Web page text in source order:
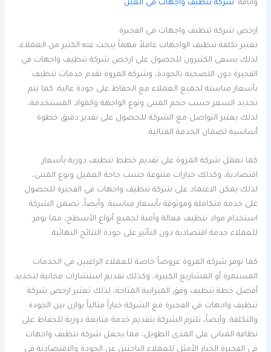
وأناقة. شركة تنظيف واجهات في العين
ارخص شركة تنظيف واجهات في الفجيرة
تعتبر تكلفة تنظيف الواجهات عاملاً مهماً يبحث عنه الكثير من العملاء،
لذلك يسعى الكثيرون للحصول على ارخص شركة تنظيف واجهات في
الفجيرة دون التضحية بالجودة، وشركة المروة تقدم خدمات تنظيف
بأسعار مناسبة لجميع العملاء مع الحفاظ على جودة عالية. كما يتم
تحديد السعر حسب حجم المبنى ونوع الواجهة والمواد المستخدمة،
لذلك يعتبر التواصل مع الشركة للحصول على تقدير دقيق خطوة
أساسية لضمان الخدمة المثالية.
كما تعمل شركة المروة على تقديم خطط تنظيف دورية بأسعار
اقتصادية، وكذلك خيارات متنوعة حسب حاجة العميل ونوع المبنى،
لذلك يمكن الاعتماد على شركة تنظيف واجهات في الفجيرة للحصول
على خدمة متكاملة وموثوقة بأسعار مناسبة. وأيضاً، تضمن الشركة
استخدام مواد تنظيف فعالة وآمنة لجميع أنواع الأسطح، مما يوفر
للعملاء خدمة اقتصادية دون التأثير على جودة النتائج النهائية.
كما توفر شركة المروة عروضاً خاصة للعملاء الراغبين في الخدمات
المستمرة أو المشاريع الكبيرة، وكذلك تقديم استشارات مجانية لتحديد
أفضل خطة تنظيف وفق الميزانية المتاحة، لذلك تعتبر ارخص شركة
تنظيف واجهات في الفجيرة مع الشركة خياراً مثالياً يوازن بين الجودة
والتكلفة. وأيضاً، تلتزم الشركة بتقديم خدمة متابعة دورية للحفاظ على
نظافة المباني على المدى الطويل، مما يجعل شركة تنظيف واجهات
في الفجيرة الخيار الأمثل للعملاء الباحثين عن الجودة والاقتصادية في